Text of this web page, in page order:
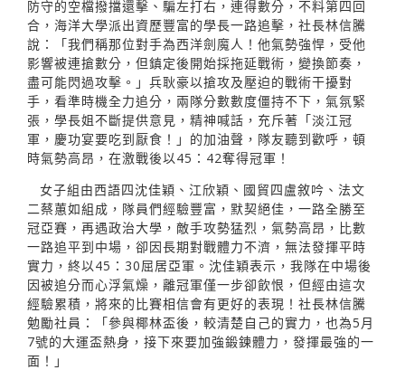
防守的空檔撥擋還擊、騙左打右，連得數分，不料第四回
合，海洋大學派出資歷豐富的學長一路追擊，社長林信騰
說：「我們稱那位對手為西洋劍魔人！他氣勢強悍，受他
影響被連搶數分，但鎮定後開始採拖延戰術，變換節奏，
盡可能閃過攻擊。」兵耿豪以搶攻及壓迫的戰術干擾對
手，看準時機全力追分，兩隊分數數度僵持不下，氣氛緊
張，學長姐不斷提供意見，精神喊話，充斥著「淡江冠
軍，慶功宴要吃到厭食！」的加油聲，隊友聽到歡呼，頓
時氣勢高昂，在激戰後以45：42奪得冠軍！
女子組由西語四沈佳穎、江欣穎、國貿四盧敘吟、法文
二蔡蕙如組成，隊員們經驗豐富，默契絕佳，一路全勝至
冠亞賽，再遇政治大學，敵手攻勢猛烈，氣勢高昂，比數
一路追平到中場，卻因長期對戰體力不濟，無法發揮平時
實力，終以45：30屈居亞軍。沈佳穎表示，我隊在中場後
因被追分而心浮氣燥，離冠軍僅一步卻飲恨，但經由這次
經驗累積，將來的比賽相信會有更好的表現！社長林信騰
勉勵社員：「參與椰林盃後，較清楚自己的實力，也為5月
7號的大運盃熱身，接下來要加強鍛鍊體力，發揮最強的一
面！」